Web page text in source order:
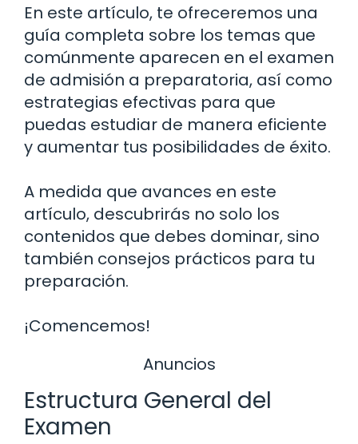
En este artículo, te ofreceremos una
guía completa sobre los temas que
comúnmente aparecen en el examen
de admisión a preparatoria, así como
estrategias efectivas para que
puedas estudiar de manera eficiente
y aumentar tus posibilidades de éxito.
A medida que avances en este
artículo, descubrirás no solo los
contenidos que debes dominar, sino
también consejos prácticos para tu
preparación.
¡Comencemos!
Anuncios
Estructura General del
Examen